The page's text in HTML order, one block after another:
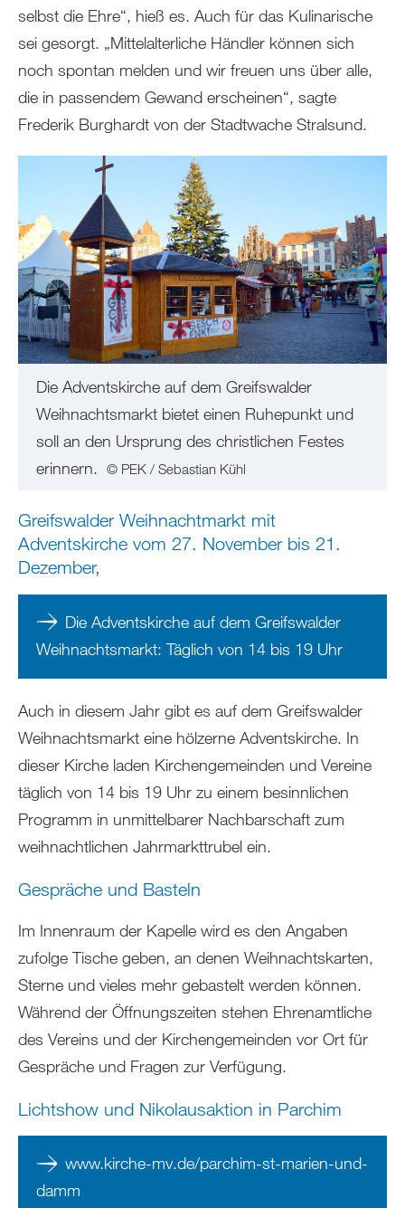
selbst die Ehre“, hieß es. Auch für das Kulinarische
sei gesorgt. „Mittelalterliche Händler können sich
noch spontan melden und wir freuen uns über alle,
die in passendem Gewand erscheinen“, sagte
Frederik Burghardt von der Stadtwache Stralsund.
Die Adventskirche auf dem Greifswalder
Weihnachtsmarkt bietet einen Ruhepunkt und
soll an den Ursprung des christlichen Festes
erinnern.
© PEK / Sebastian Kühl
Greifswalder Weihnachtmarkt mit
Adventskirche vom 27. November bis 21.
Dezember,
Die Adventskirche auf dem Greifswalder
Weihnachtsmarkt: Täglich von 14 bis 19 Uhr
Auch in diesem Jahr gibt es auf dem Greifswalder
Weihnachtsmarkt eine hölzerne Adventskirche. In
dieser Kirche laden Kirchengemeinden und Vereine
täglich von 14 bis 19 Uhr zu einem besinnlichen
Programm in unmittelbarer Nachbarschaft zum
weihnachtlichen Jahrmarkttrubel ein.
Gespräche und Basteln
Im Innenraum der Kapelle wird es den Angaben
zufolge Tische geben, an denen Weihnachtskarten,
Sterne und vieles mehr gebastelt werden können.
Während der Öffnungszeiten stehen Ehrenamtliche
des Vereins und der Kirchengemeinden vor Ort für
Gespräche und Fragen zur Verfügung.
Lichtshow und Nikolausaktion in Parchim
www.kirche-mv.de/parchim-st-marien-und-
damm